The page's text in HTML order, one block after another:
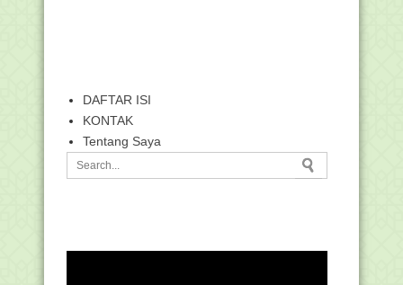
DAFTAR ISI
KONTAK
Tentang Saya